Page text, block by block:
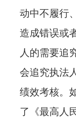
动中不履行
造成错误或
人的需要追
会追究执法
绩效考核。
了《最高人